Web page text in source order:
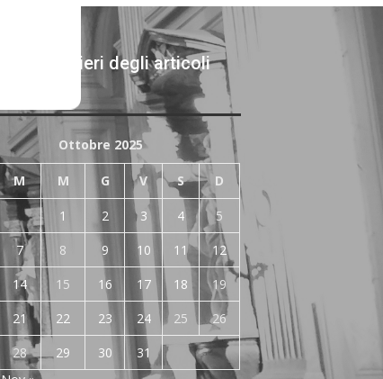
giornalieri degli articoli
Ottobre 2025
M M G V S D
1 2 3 4
5
7 8 9 10 11
12
14 15 16 17 18
19
21 22 23 24 25
26
28 29 30
31